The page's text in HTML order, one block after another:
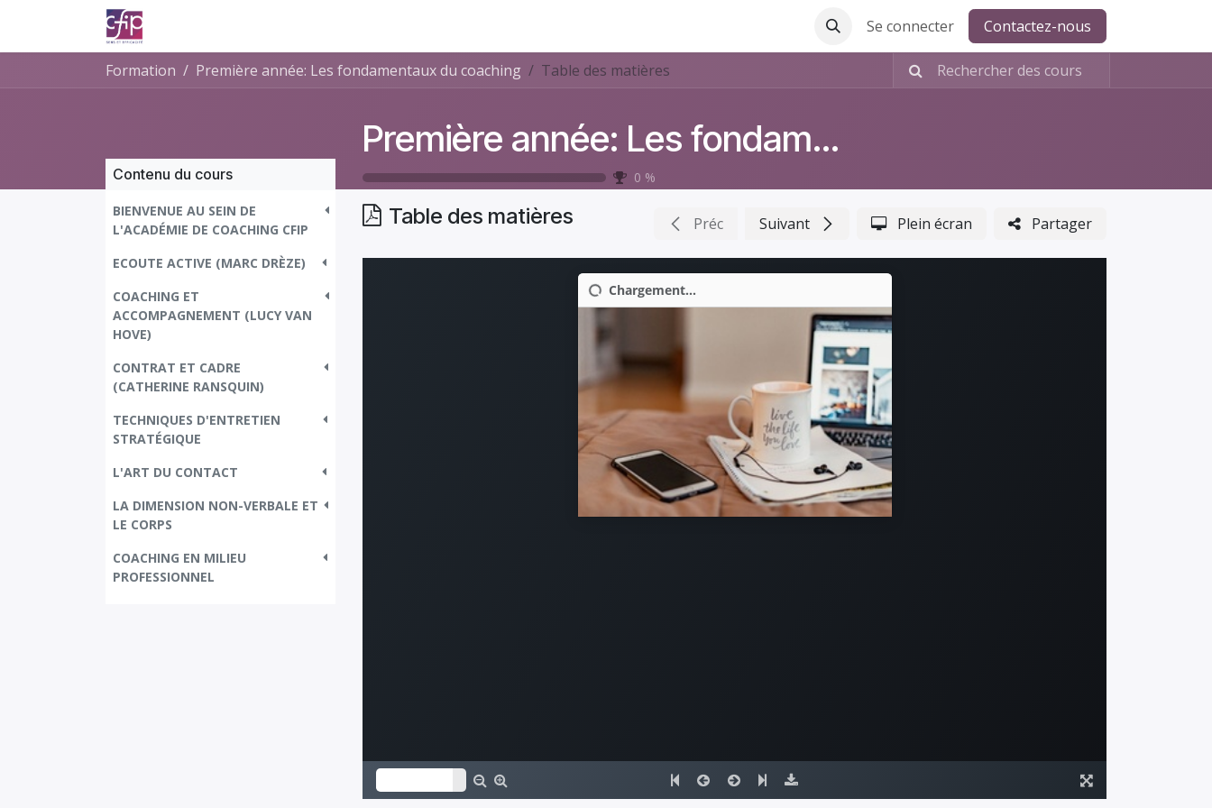
Se rendre au contenu
Se connecter Contactez-nous
Formation Première année: Les fondamentaux du coaching Table des matières
Première année: Les fondamentaux du coaching
0 %
Contenu du cours
BIENVENUE AU SEIN DE
L'ACADÉMIE DE COACHING CFIP
ECOUTE ACTIVE (MARC DRÈZE)
COACHING ET
ACCOMPAGNEMENT (LUCY VAN
HOVE)
CONTRAT ET CADRE
(CATHERINE RANSQUIN)
TECHNIQUES D'ENTRETIEN
STRATÉGIQUE
L'ART DU CONTACT
LA DIMENSION NON-VERBALE ET
LE CORPS
COACHING EN MILIEU
PROFESSIONNEL
Table des matières Préc Suivant Plein écran Partager